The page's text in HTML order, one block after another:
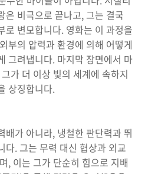
은 비극으로 끝나고, 그는 결국
로 변모합니다. 영화는 이 과정을
부의 압력과 환경에 의해 어떻게
그려냅니다. 마지막 장면에서 마
가 더 이상 빛의 세계에 속하지
상징합니다.
배가 아니라, 냉철한 판단력과 뛰
다. 그는 무력 대신 협상과 외교
, 이는 그가 단순히 힘으로 지배